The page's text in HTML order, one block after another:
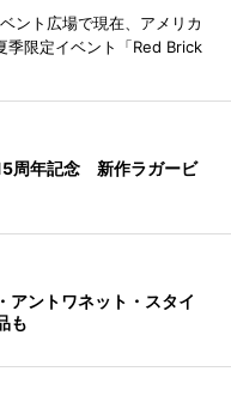
ント広場で現在、アメリカ
季限定イベント「Red Brick
周年記念 新作ラガービ
アントワネット・スタイ
も